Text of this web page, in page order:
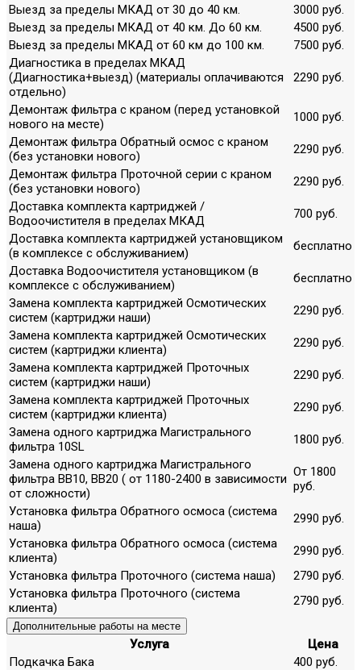
Выезд за пределы МКАД от 30 до 40 км.
3000 руб.
Выезд за пределы МКАД от 40 км. До 60 км.
4500 руб.
Выезд за пределы МКАД от 60 км до 100 км.
7500 руб.
Диагностика в пределах МКАД
(Диагностика+выезд) (материалы оплачиваются
отдельно)
2290 руб.
Демонтаж фильтра с краном (перед установкой
нового на месте)
1000 руб.
Демонтаж фильтра Обратный осмос с краном
(без установки нового)
2290 руб.
Демонтаж фильтра Проточной серии с краном
(без установки нового)
2290 руб.
Доставка комплекта картриджей /
Водоочистителя в пределах МКАД
700 руб.
Доставка комплекта картриджей установщиком
(в комплексе с обслуживанием)
бесплатно
Доставка Водоочистителя установщиком (в
комплексе с обслуживанием)
бесплатно
Замена комплекта картриджей Осмотических
систем (картриджи наши)
2290 руб.
Замена комплекта картриджей Осмотических
систем (картриджи клиента)
2290 руб.
Замена комплекта картриджей Проточных
систем (картриджи наши)
2290 руб.
Замена комплекта картриджей Проточных
систем (картриджи клиента)
2290 руб.
Замена одного картриджа Магистрального
фильтра 10SL
1800 руб.
Замена одного картриджа Магистрального
фильтра ВВ10, ВВ20 ( от 1180-2400 в зависимости
от сложности)
От 1800
руб.
Установка фильтра Обратного осмоса (система
наша)
2990 руб.
Установка фильтра Обратного осмоса (система
клиента)
2990 руб.
Установка фильтра Проточного (система наша)
2790 руб.
Установка фильтра Проточного (система
клиента)
2790 руб.
Дополнительные работы на месте
Услуга
Цена
Подкачка Бака
400 руб.